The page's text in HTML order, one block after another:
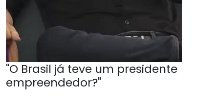
"O Brasil já teve um presidente
empreendedor?"